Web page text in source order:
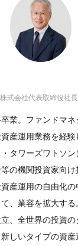
式会社代表取締役社長
業。ファンドマ
資産運用業務を経
タワーズワトソ
の機関投資家向
産運用の自由化
、業容を拡大す
、全世界の投資
しいタイプの資産